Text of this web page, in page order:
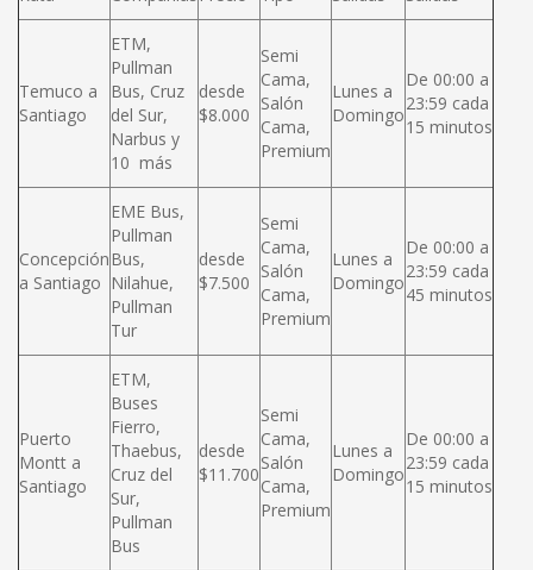
Temuco a
Santiago
ETM,
Pullman
Bus, Cruz
del Sur,
Narbus y
10 más
desde
$8.000
Semi
Cama,
Salón
Cama,
Premium
Lunes a
Domingo
De 00:00 a
23:59 cada
15 minutos
Concepción
a Santiago
EME Bus,
Pullman
Bus,
Nilahue,
Pullman
Tur
desde
$7.500
Semi
Cama,
Salón
Cama,
Premium
Lunes a
Domingo
De 00:00 a
23:59 cada
45 minutos
Puerto
Montt a
Santiago
ETM,
Buses
Fierro,
Thaebus,
Cruz del
Sur,
Pullman
Bus
desde
$11.700
Semi
Cama,
Salón
Cama,
Premium
Lunes a
Domingo
De 00:00 a
23:59 cada
15 minutos